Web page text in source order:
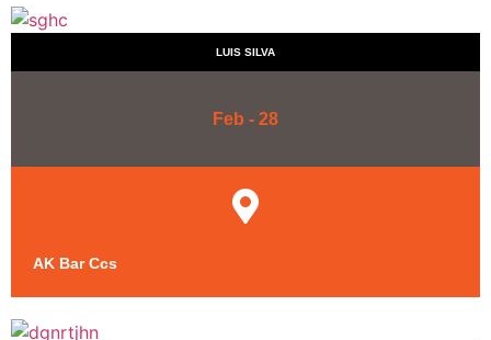
LUIS SILVA
Feb - 28
AK Bar Ccs